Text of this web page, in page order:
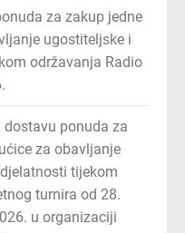
za zakup jedne
ugostiteljske i
održavanja Radio
ponuda za
za obavljanje
tijekom
turnira od 28.
u organizaciji